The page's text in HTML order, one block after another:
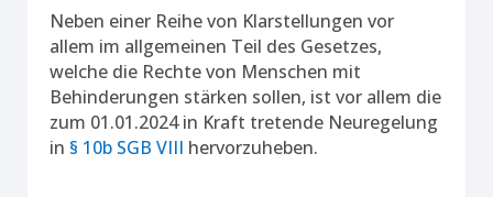
Neben einer Reihe von Klarstellungen vor
allem im allgemeinen Teil des Gesetzes,
welche die Rechte von Menschen mit
Behinderungen stärken sollen, ist vor allem die
zum 01.01.2024 in Kraft tretende Neuregelung
in § 10b SGB VIII hervorzuheben.